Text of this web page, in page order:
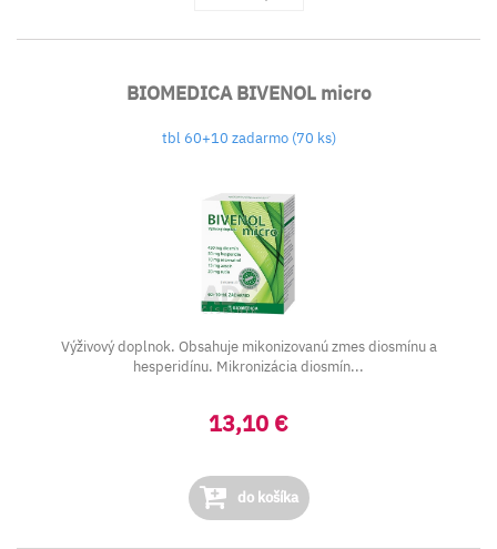
BIOMEDICA BIVENOL micro
tbl 60+10 zadarmo (70 ks)
Výživový doplnok. Obsahuje mikonizovanú zmes diosmínu a
hesperidínu. Mikronizácia diosmín...
13,10 €
do košíka